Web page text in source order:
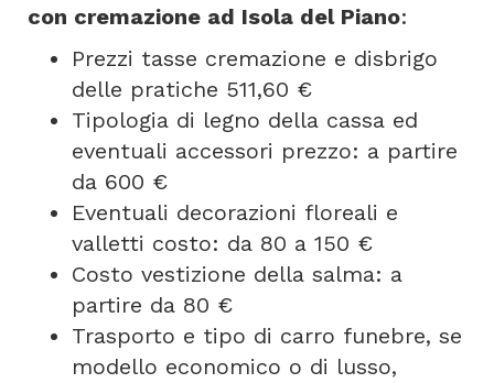
con cremazione ad Isola del Piano:
Prezzi tasse cremazione e disbrigo
delle pratiche 511,60 €
Tipologia di legno della cassa ed
eventuali accessori prezzo: a partire
da 600 €
Eventuali decorazioni floreali e
valletti costo: da 80 a 150 €
Costo vestizione della salma: a
partire da 80 €
Trasporto e tipo di carro funebre, se
modello economico o di lusso,